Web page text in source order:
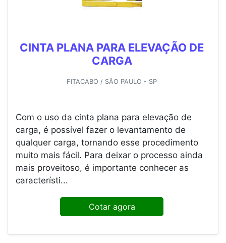
CINTA PLANA PARA ELEVAÇÃO DE
CARGA
FITACABO / SÃO PAULO - SP
Com o uso da cinta plana para elevação de
carga, é possível fazer o levantamento de
qualquer carga, tornando esse procedimento
muito mais fácil. Para deixar o processo ainda
mais proveitoso, é importante conhecer as
característi...
Cotar agora